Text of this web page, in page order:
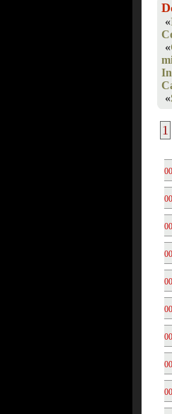
«
«
«
1